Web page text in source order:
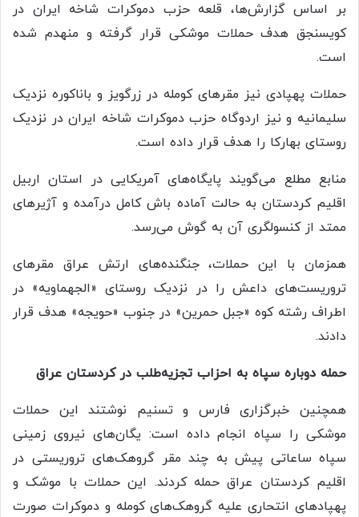
بر اساس گزارش‌ها، قلعه حزب دموکرات شاخه ایران در
کویسنجق هدف حملات موشکی قرار گرفته و منهدم شده
است.
حملات پهپادی نیز مقرهای کومله در زرگویز و باناکوره نزدیک
سلیمانیه و نیز اردوگاه حزب دموکرات شاخه ایران در نزدیک
روستای بهارکا را هدف قرار داده است.
منابع مطلع می‌گویند پایگاه‌های آمریکایی در استان اربیل
اقلیم کردستان به حالت آماده باش کامل درآمده و آژیرهای
ممتد از کنسولگری آن به گوش می‌رسد.
همزمان با این حملات، جنگنده‌های ارتش عراق مقرهای
تروریست‌های داعش را در نزدیک روستای «الجهماویه» در
اطراف رشته کوه «جبل حمرین» در جنوب «حویجه» هدف قرار
دادند.
حمله دوباره سپاه به احزاب تجزیه‌طلب در کردستان عراق
همچنین خبرگزاری فارس و تسنیم نوشتند این حملات
موشکی را سپاه انجام داده است: یگان‌های نیروی زمینی
سپاه ساعاتی پیش به چند مقر گروهک‌های تروریستی در
اقلیم کردستان عراق حمله کردند. این حملات با موشک و
پهپادهای انتحاری علیه گروهک‌های کومله و دموکرات صورت